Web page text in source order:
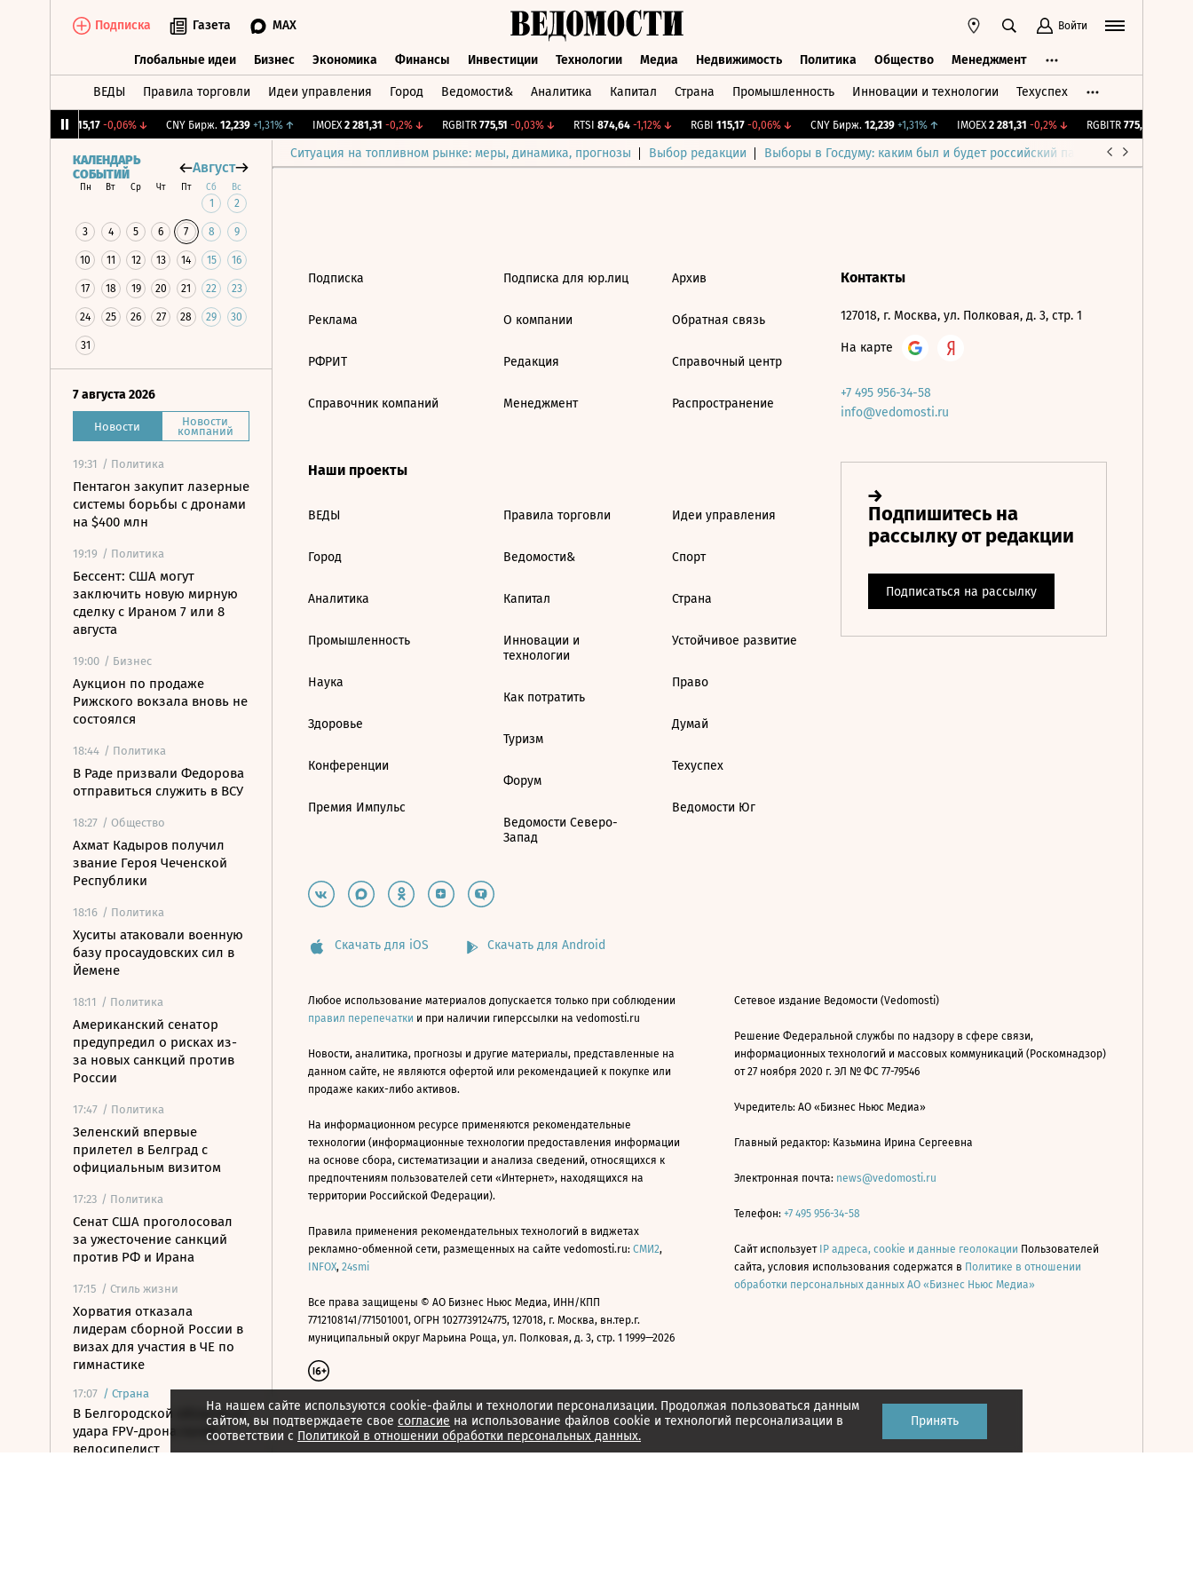
Подписка Газета MAX Войти
Глобальные идеи Бизнес Экономика Финансы Инвестиции Технологии Медиа Недвижимость Политика Общество Менеджмент
ВЕДЫ Правила торговли Идеи управления Город Ведомости& Аналитика Капитал Страна Промышленность Инновации и технологии Техуспех
115,17 -0,06%↓ CNY Бирж. 12,239 +1,31%↑ IMOEX 2 281,31 -0,2%↓ RGBITR 775,51 -0,03%↓ RTSI 874,64 -1,12%↓ RGBI 115,17 -0,06%↓ CNY Бирж. 12,239 +1,31%↑ IMOEX 2 281,31 -0,2%↓ RGBITR 775,51
Ситуация на топливном рынке: меры, динамика, прогнозы Выбор редакции Выборы в Госдуму: каким был и будет российский парламент
КАЛЕНДАРЬ
СОБЫТИЙ
Август
Пн Вт Ср Чт Пт Сб Вс
1 2
3 4 5 6 7 8 9
10 11 12 13 14 15 16
17 18 19 20 21 22 23
24 25 26 27 28 29 30
31
7 августа 2026
Новости Новости
компаний
19:31 / Политика
Пентагон закупит лазерные
системы борьбы с дронами
на $400 млн
19:19 / Политика
Бессент: США могут
заключить новую мирную
сделку с Ираном 7 или 8
августа
19:00 / Бизнес
Аукцион по продаже
Рижского вокзала вновь не
состоялся
18:44 / Политика
В Раде призвали Федорова
отправиться служить в ВСУ
18:27 / Общество
Ахмат Кадыров получил
звание Героя Чеченской
Республики
18:16 / Политика
Хуситы атаковали военную
базу просаудовских сил в
Йемене
18:11 / Политика
Американский сенатор
предупредил о рисках из-
за новых санкций против
России
17:47 / Политика
Зеленский впервые
прилетел в Белград с
официальным визитом
17:23 / Политика
Сенат США проголосовал
за ужесточение санкций
против РФ и Ирана
17:15 / Стиль жизни
Хорватия отказала
лидерам сборной России в
визах для участия в ЧЕ по
гимнастике
17:07 / Страна
В Белгородской области от
удара FPV-дрона погиб
велосипедист
На нашем сайте используются cookie-файлы и технологии персонализации. Продолжая пользоваться данным
сайтом, вы подтверждаете свое согласие на использование файлов cookie и технологий персонализации в
соответствии с Политикой в отношении обработки персональных данных.
Принять
Подписка
Реклама
РФРИТ
Справочник компаний
Подписка для юр.лиц
О компании
Редакция
Менеджмент
Архив
Обратная связь
Справочный центр
Распространение
Наши проекты
ВЕДЫ
Город
Аналитика
Промышленность
Наука
Здоровье
Конференции
Премия Импульс
Правила торговли
Ведомости&
Капитал
Инновации и
технологии
Как потратить
Туризм
Форум
Ведомости Северо-
Запад
Идеи управления
Спорт
Страна
Устойчивое развитие
Право
Думай
Техуспех
Ведомости Юг
Контакты
127018, г. Москва, ул. Полковая, д. 3, стр. 1
На карте
+7 495 956-34-58
info@vedomosti.ru
Скачать для iOS Скачать для Android
Любое использование материалов допускается только при соблюдении
правил перепечатки и при наличии гиперссылки на vedomosti.ru
Новости, аналитика, прогнозы и другие материалы, представленные на
данном сайте, не являются офертой или рекомендацией к покупке или
продаже каких-либо активов.
На информационном ресурсе применяются рекомендательные
технологии (информационные технологии предоставления информации
на основе сбора, систематизации и анализа сведений, относящихся к
предпочтениям пользователей сети «Интернет», находящихся на
территории Российской Федерации).
Правила применения рекомендательных технологий в виджетах
рекламно-обменной сети, размещенных на сайте vedomosti.ru: СМИ2,
INFOX, 24smi
Все права защищены © АО Бизнес Ньюс Медиа, ИНН/КПП
7712108141/771501001, ОГРН 1027739124775, 127018, г. Москва, вн.тер.г.
муниципальный округ Марьина Роща, ул. Полковая, д. 3, стр. 1 1999—2026
Сетевое издание Ведомости (Vedomosti)
Решение Федеральной службы по надзору в сфере связи,
информационных технологий и массовых коммуникаций (Роскомнадзор)
от 27 ноября 2020 г. ЭЛ № ФС 77-79546
Учредитель: АО «Бизнес Ньюс Медиа»
Главный редактор: Казьмина Ирина Сергеевна
Электронная почта: news@vedomosti.ru
Телефон: +7 495 956-34-58
Сайт использует IP адреса, cookie и данные геолокации Пользователей
сайта, условия использования содержатся в Политике в отношении
обработки персональных данных АО «Бизнес Ньюс Медиа»